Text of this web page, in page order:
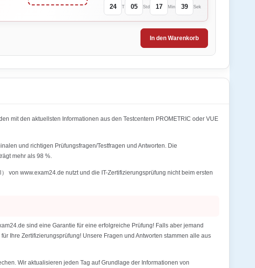
24 T 05 Std 17 Min 39 Sek
In den Warenkorb
mit den aktuellsten Informationen aus den Testcentern PROMETRIC oder VUE
und richtigen Prüfungsfragen/Testfragen und Antworten. Die
mehr als 98 %.
von www.exam24.de nutzt und die IT-Zertifizierungsprüfung nicht beim ersten
sind eine Garantie für eine erfolgreiche Prüfung! Falls aber jemand
für Ihre Zertifizierungsprüfung! Unsere Fragen und Antworten stammen alle aus
Wir aktualisieren jeden Tag auf Grundlage der Informationen von